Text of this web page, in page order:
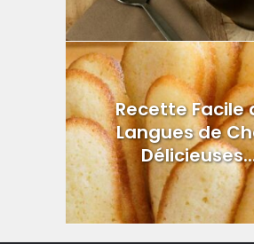
Recette Facile
Langues de